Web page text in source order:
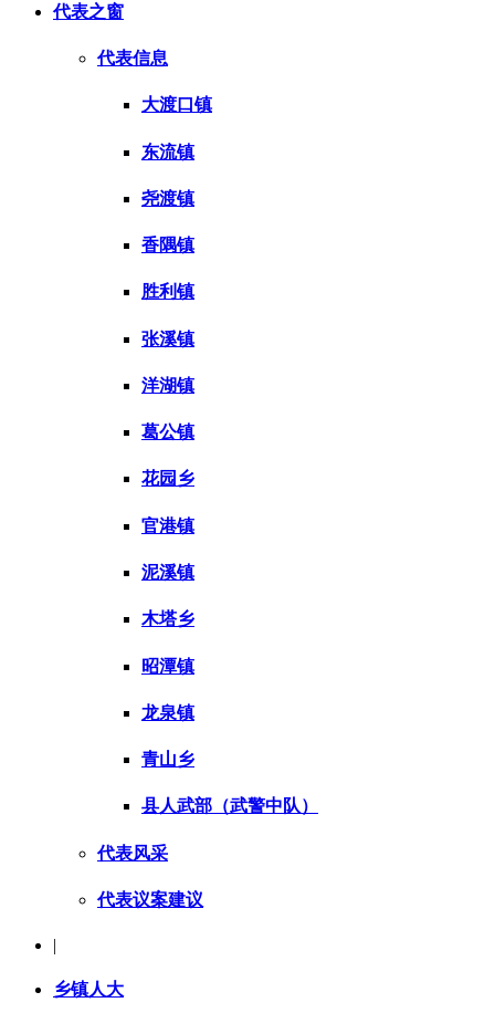
代表之窗
代表信息
大渡口镇
东流镇
尧渡镇
香隅镇
胜利镇
张溪镇
洋湖镇
葛公镇
花园乡
官港镇
泥溪镇
木塔乡
昭潭镇
龙泉镇
青山乡
县人武部（武警中队）
代表风采
代表议案建议
|
乡镇人大